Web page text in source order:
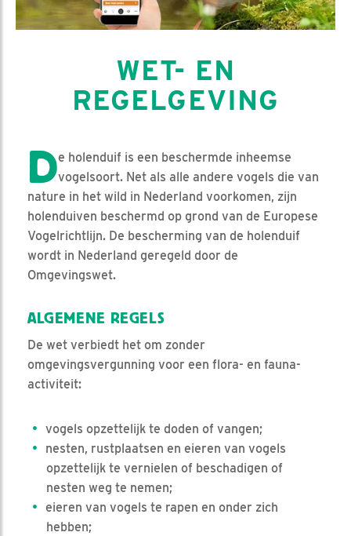
WET- EN
REGELGEVING
De holenduif is een beschermde inheemse
vogelsoort. Net als alle andere vogels die van
nature in het wild in Nederland voorkomen, zijn
holenduiven beschermd op grond van de Europese
Vogelrichtlijn. De bescherming van de holenduif
wordt in Nederland geregeld door de
Omgevingswet.
ALGEMENE REGELS
De wet verbiedt het om zonder
omgevingsvergunning voor een flora- en fauna-
activiteit:
vogels opzettelijk te doden of vangen;
nesten, rustplaatsen en eieren van vogels
opzettelijk te vernielen of beschadigen of
nesten weg te nemen;
eieren van vogels te rapen en onder zich
hebben;